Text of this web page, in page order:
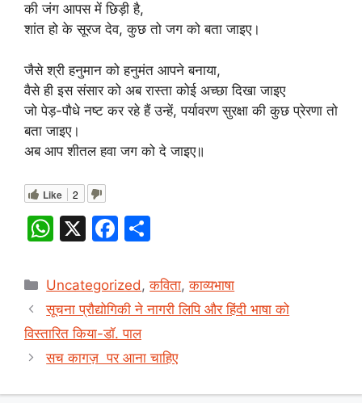
की जंग आपस में छिड़ी है,
शांत हो के सूरज देव, कुछ तो जग को बता जाइए।
जैसे श्री हनुमान को हनुमंत आपने बनाया,
वैसे ही इस संसार को अब रास्ता कोई अच्छा दिखा जाइए
जो पेड़-पौधे नष्ट कर रहे हैं उन्हें, पर्यावरण सुरक्षा की कुछ प्रेरणा तो
बता जाइए।
अब आप शीतल हवा जग को दे जाइए॥
Like 2
W
at
s
A
p
X
F
c
e
b
o
ar
e
Categories
Uncategorized,कविता,काव्यभाषा
सूचना प्रौद्योगिकी ने नागरी लिपि और हिंदी भाषा को
विस्तारित किया-डॉ. पाल
सच कागज़ पर आना चाहिए